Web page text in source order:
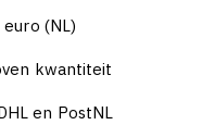
(NL)
kwantiteit
en PostNL